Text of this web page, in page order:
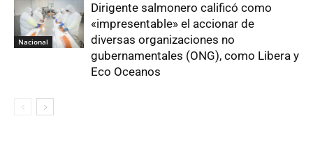
Nacional
Dirigente salmonero calificó como
«impresentable» el accionar de
diversas organizaciones no
gubernamentales (ONG), como Libera y
Eco Oceanos